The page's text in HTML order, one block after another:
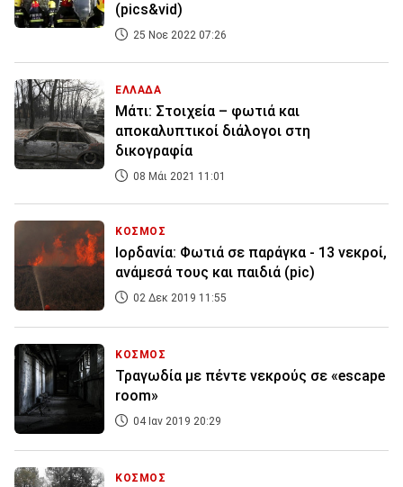
(pics&vid)
25 Νοε 2022 07:26
ΕΛΛΑΔΑ
Μάτι: Στοιχεία – φωτιά και
αποκαλυπτικοί διάλογοι στη
δικογραφία
08 Μάι 2021 11:01
ΚΟΣΜΟΣ
Ιορδανία: Φωτιά σε παράγκα - 13 νεκροί,
ανάμεσά τους και παιδιά (pic)
02 Δεκ 2019 11:55
ΚΟΣΜΟΣ
Τραγωδία με πέντε νεκρούς σε «escape
room»
04 Ιαν 2019 20:29
ΚΟΣΜΟΣ